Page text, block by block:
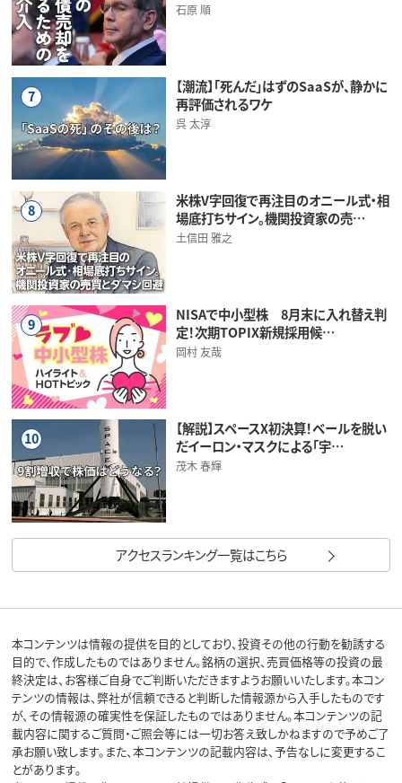
石原 順
7
【潮流】「死んだ」はずのSaaSが、静かに
再評価されるワケ
呉 太淳
8
米株V字回復で再注目のオニール式・相
場底打ちサイン。機関投資家の売…
土信田 雅之
9
NISAで中小型株 8月末に入れ替え判
定！次期TOPIX新規採用候…
岡村 友哉
10
【解説】スペースX初決算！ベールを脱い
だイーロン・マスクによる「宇…
茂木 春輝
アクセスランキング一覧はこちら
本コンテンツは情報の提供を目的としており、投資その他の行動を勧誘する
目的で、作成したものではありません。銘柄の選択、売買価格等の投資の最
終決定は、お客様ご自身でご判断いただきますようお願いいたします。本コン
テンツの情報は、弊社が信頼できると判断した情報源から入手したものです
が、その情報源の確実性を保証したものではありません。本コンテンツの記
載内容に関するご質問・ご照会等には一切お答え致しかねますので予めご了
承お願い致します。また、本コンテンツの記載内容は、予告なしに変更するこ
とがあります。